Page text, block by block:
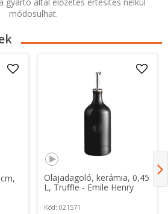
gyártó által előzetes értesítés nélkül
módosulhat.
Olajadagoló, kerámia, 0,45
L, Truffle - Emile Henry
Kód: 021571